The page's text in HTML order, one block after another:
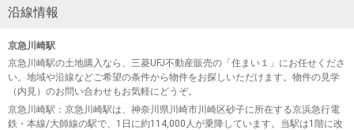
沿線情報
京急川崎駅
京急川崎駅の土地購入なら、三菱UFJ不動産販売の「住まい１」にお任せくださ
い。地域や沿線などご希望の条件から物件をお探しいただけます。物件の見学
（内見）のお問い合わせもお気軽にどうぞ。
京急川崎駅 ：京急川崎駅は、神奈川県川崎市川崎区砂子に所在する京浜急行電
鉄・本線/大師線の駅で、1日に約114,000人が乗降しています。当駅は1階に改